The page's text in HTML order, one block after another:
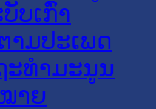
ບເກົ່າ
າມປະເພດ
ະທໍາມະນູນ
າຍ